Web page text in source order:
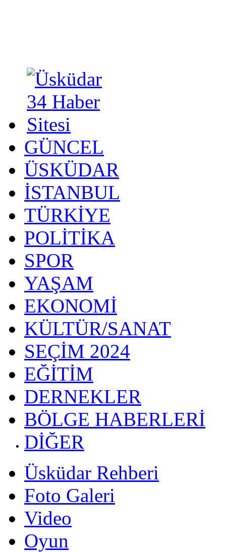
GÜNCEL
ÜSKÜDAR
İSTANBUL
TÜRKİYE
POLİTİKA
SPOR
YAŞAM
EKONOMİ
KÜLTÜR/SANAT
SEÇİM 2024
EĞİTİM
DERNEKLER
BÖLGE HABERLERİ
DİĞER
Üsküdar Rehberi
Foto Galeri
Video
Oyun